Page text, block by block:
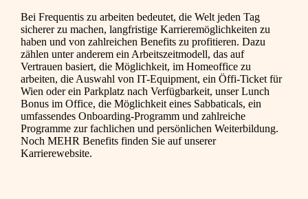
Bei Frequentis zu arbeiten bedeutet, die Welt jeden Tag
sicherer zu machen, langfristige Karrieremöglichkeiten zu
haben und von zahlreichen Benefits zu profitieren. Dazu
zählen unter anderem ein Arbeitszeitmodell, das auf
Vertrauen basiert, die Möglichkeit, im Homeoffice zu
arbeiten, die Auswahl von IT-Equipment, ein Öffi-Ticket für
Wien oder ein Parkplatz nach Verfügbarkeit, unser Lunch
Bonus im Office, die Möglichkeit eines Sabbaticals, ein
umfassendes Onboarding-Programm und zahlreiche
Programme zur fachlichen und persönlichen Weiterbildung.
Noch MEHR Benefits finden Sie auf unserer
Karrierewebsite.